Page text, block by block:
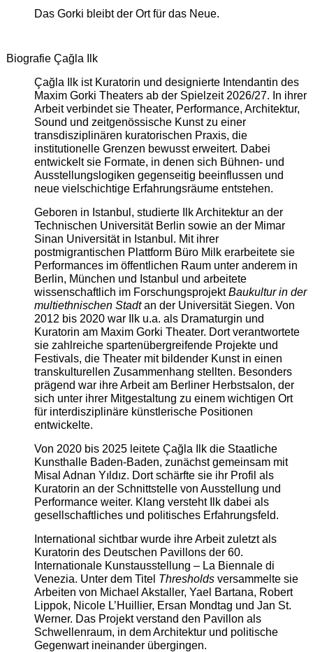
Das Gorki bleibt der Ort für das Neue.
Biografie Çağla Ilk
Çağla Ilk ist Kuratorin und designierte Intendantin des
Maxim Gorki Theaters ab der Spielzeit 2026/27. In ihrer
Arbeit verbindet sie Theater, Performance, Architektur,
Sound und zeitgenössische Kunst zu einer
transdisziplinären kuratorischen Praxis, die
institutionelle Grenzen bewusst erweitert. Dabei
entwickelt sie Formate, in denen sich Bühnen- und
Ausstellungslogiken gegenseitig beeinflussen und
neue vielschichtige Erfahrungsräume entstehen.
Geboren in Istanbul, studierte Ilk Architektur an der
Technischen Universität Berlin sowie an der Mimar
Sinan Universität in Istanbul. Mit ihrer
postmigrantischen Plattform Büro Milk erarbeitete sie
Performances im öffentlichen Raum unter anderem in
Berlin, München und Istanbul und arbeitete
wissenschaftlich im ForschungsprojektBaukultur in der
multiethnischen Stadtan der Universität Siegen. Von
2012 bis 2020 war Ilk u.a. als Dramaturgin und
Kuratorin am Maxim Gorki Theater. Dort verantwortete
sie zahlreiche spartenübergreifende Projekte und
Festivals, die Theater mit bildender Kunst in einen
transkulturellen Zusammenhang stellten. Besonders
prägend war ihre Arbeit am Berliner Herbstsalon, der
sich unter ihrer Mitgestaltung zu einem wichtigen Ort
für interdisziplinäre künstlerische Positionen
entwickelte.
Von 2020 bis 2025 leitete Çağla Ilk die Staatliche
Kunsthalle Baden-Baden, zunächst gemeinsam mit
Misal Adnan Yıldız. Dort schärfte sie ihr Profil als
Kuratorin an der Schnittstelle von Ausstellung und
Performance weiter. Klang versteht Ilk dabei als
gesellschaftliches und politisches Erfahrungsfeld.
International sichtbar wurde ihre Arbeit zuletzt als
Kuratorin des Deutschen Pavillons der 60.
Internationale Kunstausstellung – La Biennale di
Venezia. Unter dem Titel Thresholdsversammelte sie
Arbeiten von Michael Akstaller, Yael Bartana, Robert
Lippok, Nicole L’Huillier, Ersan Mondtag und Jan St.
Werner. Das Projekt verstand den Pavillon als
Schwellenraum, in dem Architektur und politische
Gegenwart ineinander übergingen.